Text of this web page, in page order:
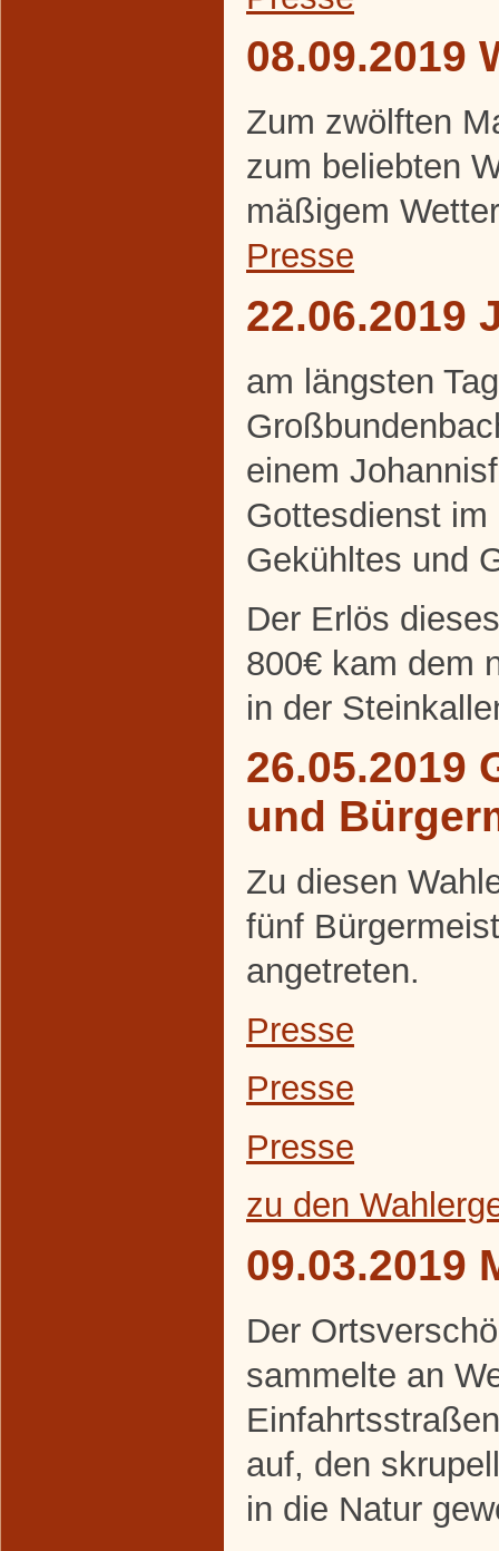
08.09.2019
Zum zwölften
zum beliebten
mäßigem
Presse
22.06.2019
am längsten
einem
Gottesdienst
Gekühltes und
Der Erlös
800€ kam dem
in der
26.05.2019
und
Zu diesen
fünf
angetreten.
Presse
Presse
Presse
zu den
09.03.2019
Der
sammelte an
auf, den
in die Natur